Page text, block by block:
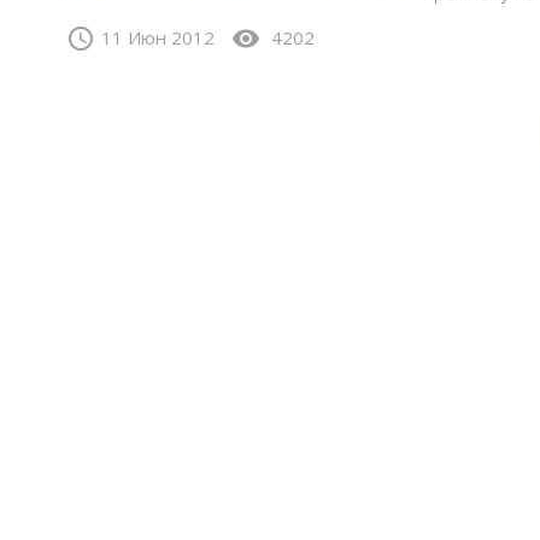
schedule 11 Июн 2012 visibility 4202